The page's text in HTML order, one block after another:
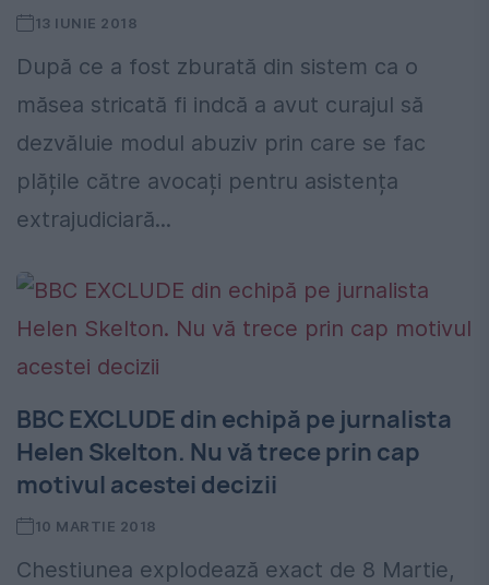
13 IUNIE 2018
După ce a fost zburată din sistem ca o
măsea stricată fi indcă a avut curajul să
dezvăluie modul abuziv prin care se fac
plățile către avocați pentru asistența
extrajudiciară...
BBC EXCLUDE din echipă pe jurnalista
Helen Skelton. Nu vă trece prin cap
motivul acestei decizii
10 MARTIE 2018
Chestiunea explodează exact de 8 Martie,